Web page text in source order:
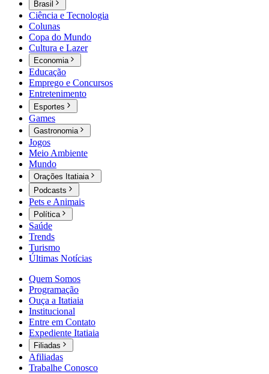
Brasil
Ciência e Tecnologia
Colunas
Copa do Mundo
Cultura e Lazer
Economia
Educação
Emprego e Concursos
Entretenimento
Esportes
Games
Gastronomia
Jogos
Meio Ambiente
Mundo
Orações Itatiaia
Podcasts
Pets e Animais
Política
Saúde
Trends
Turismo
Últimas Notícias
Quem Somos
Programação
Ouça a Itatiaia
Institucional
Entre em Contato
Expediente Itatiaia
Filiadas
Afiliadas
Trabalhe Conosco